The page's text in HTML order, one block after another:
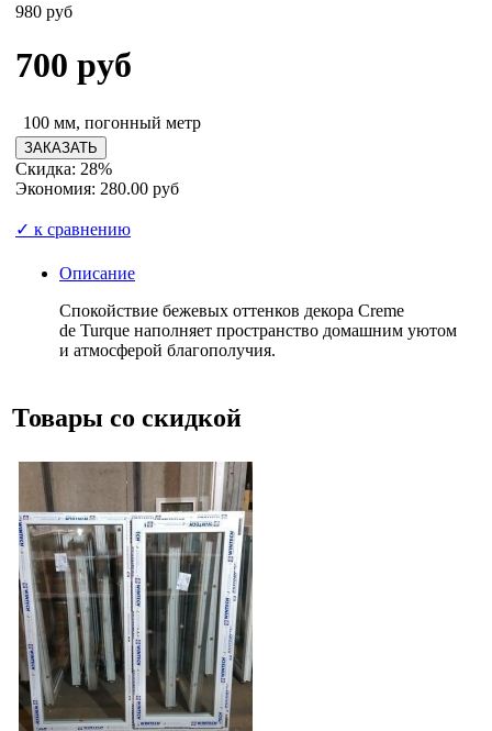
980 руб
700 руб
100 мм, погонный метр
Скидка: 28%
Экономия: 280.00 руб
✓ к сравнению
Описание
Спокойствие бежевых оттенков декора Creme
de Turque наполняет пространство домашним уютом
и атмосферой благополучия.
Товары со скидкой